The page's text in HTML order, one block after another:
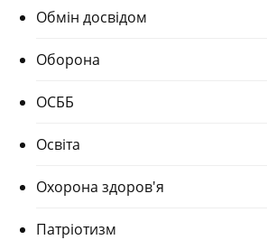
Обмін досвідом
Оборона
ОСББ
Освіта
Охорона здоров'я
Патріотизм